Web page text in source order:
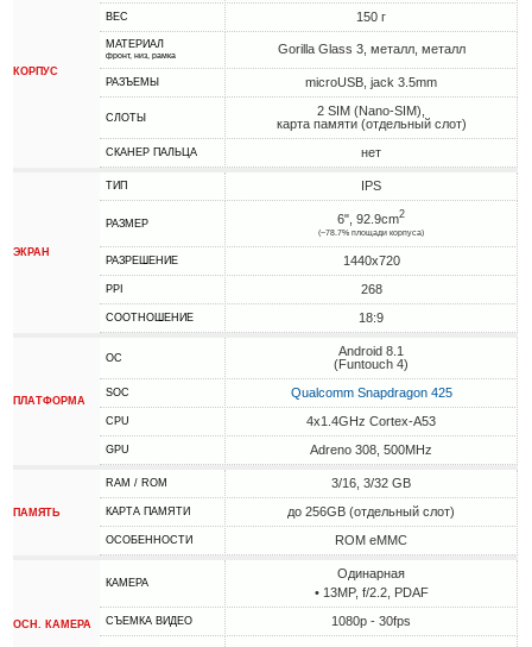
КОРПУС
ВЕС 150 г
МАТЕРИАЛ
фронт, низ, рамка Gorilla Glass 3, металл, металл
РАЗЪЕМЫ microUSB, jack 3.5mm
СЛОТЫ
2 SIM (Nano-SIM),
карта памяти (отдельный слот)
СКАНЕР ПАЛЬЦА нет
ЭКРАН
ТИП IPS
РАЗМЕР 6", 92.9cm2
(~78.7% площади корпуса)
РАЗРЕШЕНИЕ 1440x720
PPI 268
СООТНОШЕНИЕ 18:9
ПЛАТФОРМА
ОС
Android 8.1
(Funtouch 4)
SOC Qualcomm Snapdragon 425
CPU 4x1.4GHz Cortex-A53
GPU Adreno 308, 500MHz
ПАМЯТЬ
RAM / ROM 3/16, 3/32 GB
КАРТА ПАМЯТИ до 256GB (отдельный слот)
ОСОБЕННОСТИ ROM eMMC
ОСН. КАМЕРА
КАМЕРА
Одинарная
• 13MP, f/2.2, PDAF
СЪЕМКА ВИДЕО 1080p - 30fps